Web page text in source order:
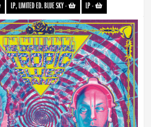
LP, LIMITED ED. BLUE SKY- LP-